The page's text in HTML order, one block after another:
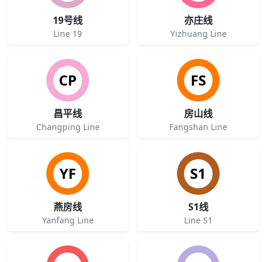
19号线
Line 19
亦庄线
Yizhuang Line
CP
昌平线
Changping Line
FS
房山线
Fangshan Line
YF
燕房线
Yanfang Line
S1
S1线
Line S1